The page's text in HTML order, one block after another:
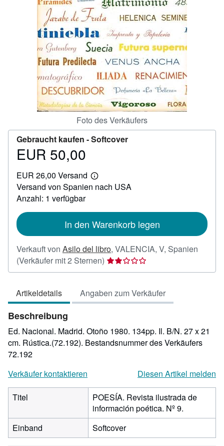
SCHLIESSEN
Foto des Verkäufers
Gebraucht kaufen -Softcover
Preis
50,00
EUR 50,00
EUR 26,00 Versand
Weitere
Informationen
Versand von Spanien nach USA
Anzahl: 1 verfügbar
In den Warenkorb legen
Verkauft von Asilo del libro, VALENCIA, V, Spanien
(Verkäufer mit 2 Sternen) Verkäuferbewertung
2
5
Sternen
Artikeldetails Angaben zum Verkäufer
Beschreibung
Ed. Nacional. Madrid. Otoño 1980. 134pp. Il. B/N. 27 x 21
cm. Rústica.(72.192). Bestandsnummer des Verkäufers
72.192
Verkäufer kontaktieren
Diesen Artikel melden
Titel
POESÍA. Revista ilustrada de
información poética. Nº 9.
Einband
Softcover